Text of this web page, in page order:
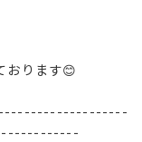
おります😊